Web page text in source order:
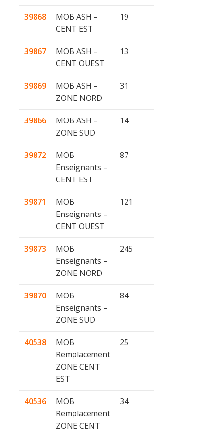
39868
MOB ASH –
CENT EST
19
39867
MOB ASH –
CENT OUEST
13
39869
MOB ASH –
ZONE NORD
31
39866
MOB ASH –
ZONE SUD
14
39872
MOB
Enseignants –
CENT EST
87
39871
MOB
Enseignants –
CENT OUEST
121
39873
MOB
Enseignants –
ZONE NORD
245
39870
MOB
Enseignants –
ZONE SUD
84
40538
MOB
Remplacement
ZONE CENT
EST
25
40536
MOB
Remplacement
ZONE CENT
34